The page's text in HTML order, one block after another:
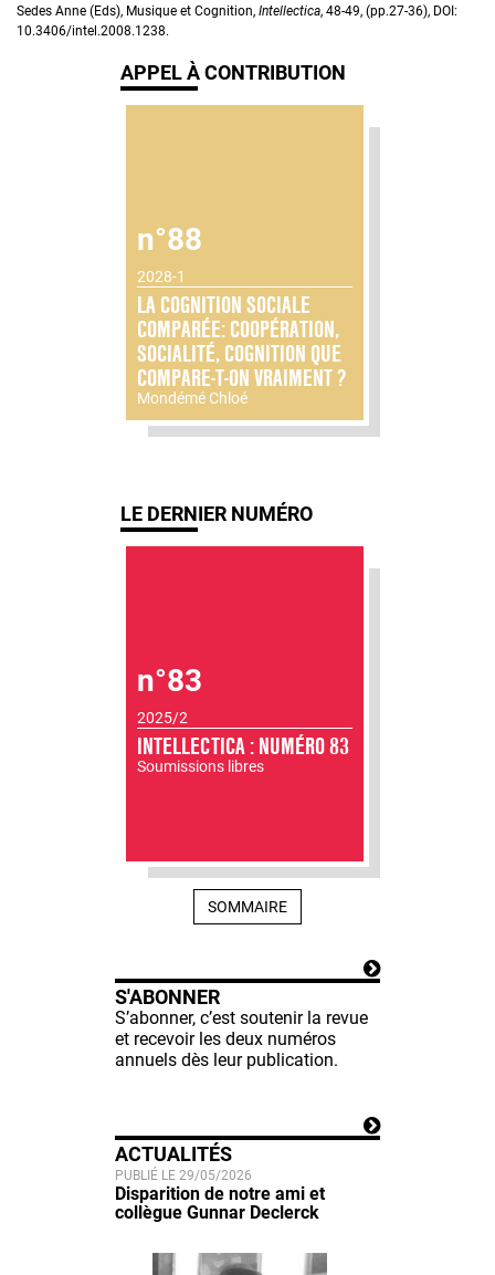
Sedes Anne (Eds), Musique et Cognition, Intellectica, 48-49, (pp.27-36), DOI:
10.3406/intel.2008.1238.
APPEL À CONTRIBUTION
n°88
2028-1
LA COGNITION SOCIALE
COMPARÉE: COOPÉRATION,
SOCIALITÉ, COGNITION QUE
COMPARE-T-ON VRAIMENT ?
Mondémé Chloé
LE DERNIER NUMÉRO
n°83
2025/2
INTELLECTICA : NUMÉRO 83
Soumissions libres
SOMMAIRE
S'ABONNER
S’abonner, c’est soutenir la revue
et recevoir les deux numéros
annuels dès leur publication.
ACTUALITÉS
PUBLIÉ LE 29/05/2026
Disparition de notre ami et
collègue Gunnar Declerck